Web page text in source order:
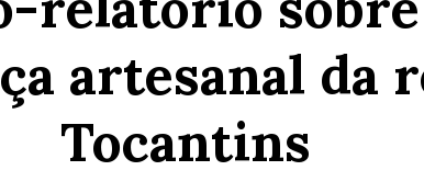
artesanal da
Tocantins